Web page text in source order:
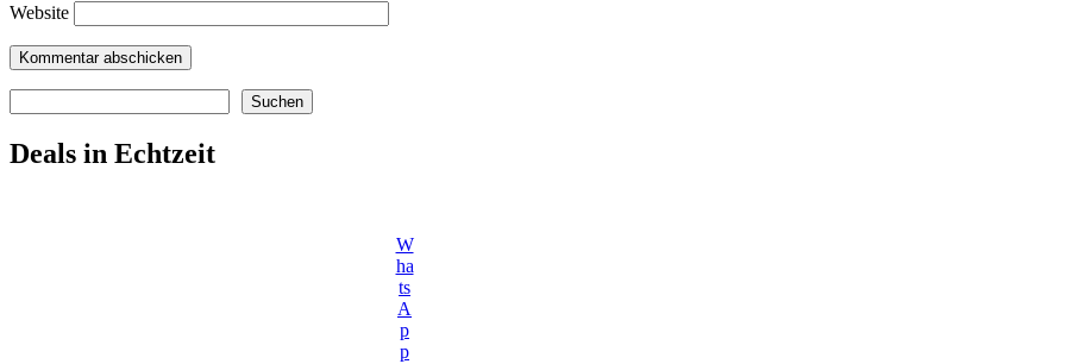
Website
Suchen
Deals in Echtzeit
W
ha
ts
A
p
p